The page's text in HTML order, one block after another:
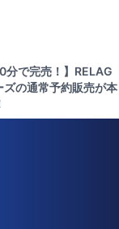
分で完売！】RELAG
の通常予約販売が本